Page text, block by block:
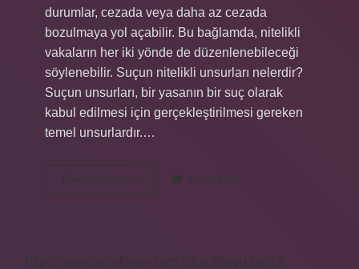
durumlar, cezada veya daha az cezada
bozulmaya yol açabilir. Bu bağlamda, nitelikli
vakaların her iki yönde de düzenlenebileceği
söylenebilir. Suçun nitelikli unsurları nelerdir?
Suçun unsurları, bir yasanın bir suç olarak
kabul edilmesi için gerçekleştirilmesi gereken
temel unsurlardır.…
Devamını okuyun
Niteliği
Yorum Bırak
https://www.seraforum.com
https://begu.com.tr